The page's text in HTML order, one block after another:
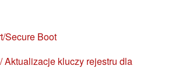
Secure Boot
Aktualizacje kluczy rejestru dla